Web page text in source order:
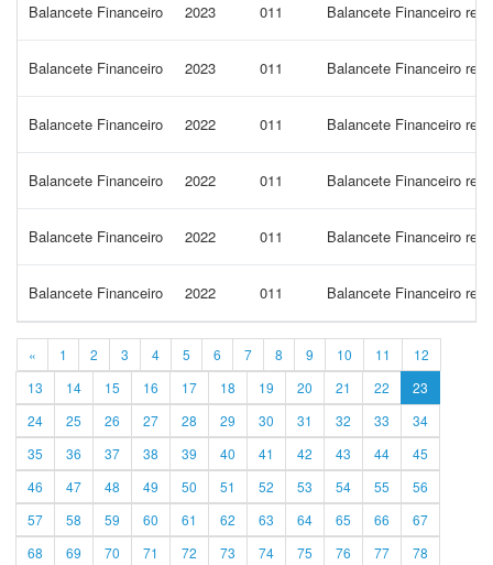
Balancete Financeiro 2023 011 Balancete Financeiro
Balancete Financeiro 2023 011 Balancete Financeiro
Balancete Financeiro 2022 011 Balancete Financeiro
Balancete Financeiro 2022 011 Balancete Financeiro
Balancete Financeiro 2022 011 Balancete Financeiro
Balancete Financeiro 2022 011 Balancete Financeiro
« 1 2 3 4 5 6 7 8 9 10 11
12
13
14 15 16 17 18 19 20 21 22
23
24
25 26 27 28 29 30 31 32 33
34
35
36 37 38 39 40 41 42 43 44
45
46
47 48 49 50 51 52 53 54 55
56
57
58 59 60 61 62 63 64 65 66
67
68
69 70 71 72 73 74 75 76 77 78